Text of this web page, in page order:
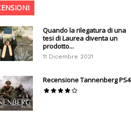
Quando la rilegatura di una
tesi di Laurea diventa un
prodotto...
11 Dicembre 2021
Recensione Tannenberg PS4